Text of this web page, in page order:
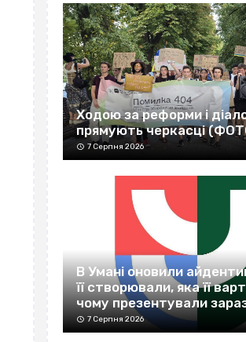
Ходою за реформи і
прямують черкасці
7 Серпня 2026
В Умані оновили
її створювали, яка її
чому презентували
7 Серпня 2026